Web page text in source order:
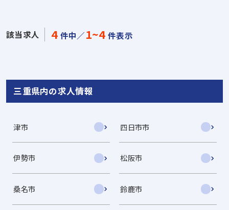
該当求人 4 件中／1~4 件表示
三重県内の求人情報
津市 四日市市
伊勢市 松阪市
桑名市 鈴鹿市